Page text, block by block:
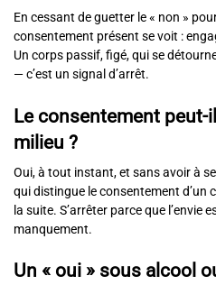
En cessant de guetter le « non »
consentement présent se voit :
Un corps passif, figé, qui se
— c’est un signal d’arrêt.
Le consentement peut-
milieu ?
Oui, à tout instant, et sans avoir à
qui distingue le consentement d’un
la suite. S’arrêter parce que l’envie
manquement.
Un « oui » sous alcool